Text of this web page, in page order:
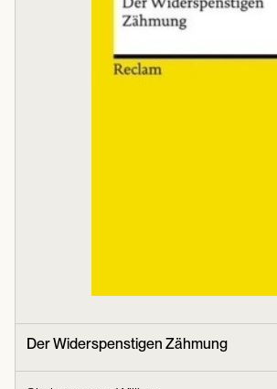
Der Widerspenstigen Zähmung